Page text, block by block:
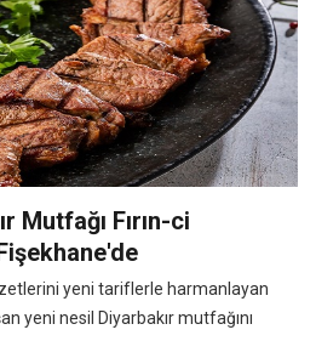
Mutfağı Fırın-ci
yeni tariflerle harmanlayan
yeni nesil Diyarbakır mutfağını